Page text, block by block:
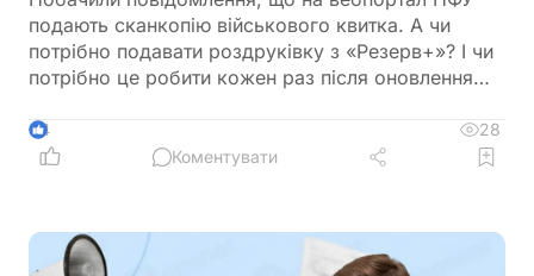
подають сканкопію військового квитка. А чи
потрібно подавати роздруківку з «Резерв+»? І чи
потрібно це робити кожен раз після оновлення
4
28
Коментувати